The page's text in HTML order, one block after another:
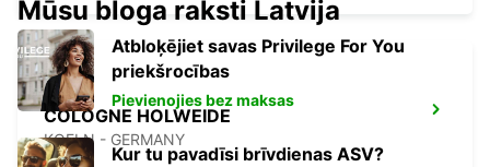
COLOGNE HOLWEIDE
KOELN - GERMANY
Mūsu bloga raksti Latvija
Atbloķējiet savas Privilege For You
priekšrocības
Pievienojies bez maksas
Kur tu pavadīsi brīvdienas ASV?